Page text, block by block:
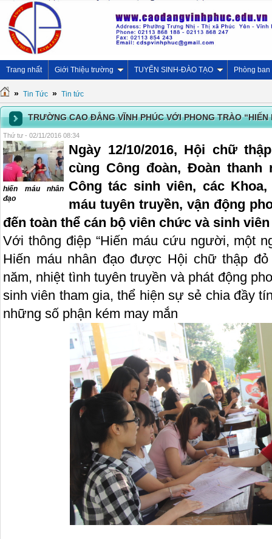
Trang nhất Giới Thiệu trường TUYỂN SINH-ĐÀO TẠO Phòng ban
» Tin Tức » Tin tức
TRƯỜNG CAO ĐẲNG VĨNH PHÚC VỚI PHONG TRÀO
Thứ tư - 02/11/2016 08:34
hiến máu nhân
đạo
Ngày 12/10/2016, Hội chữ
cùng Công đoàn, Đoàn thanh
Công tác sinh viên, các
máu tuyên truyền, vận động
đến toàn thể cán bộ viên chức và sinh
Với thông điệp “Hiến máu cứu người, một
Hiến máu nhân đạo được Hội chữ thập
năm, nhiệt tình tuyên truyền và phát động
sinh viên tham gia, thể hiện sự sẻ chia đầy
những số phận kém may mắn